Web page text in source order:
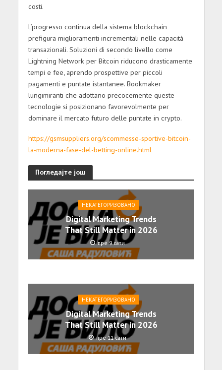
costi.
L’progresso continua della sistema blockchain
prefigura miglioramenti incrementali nelle capacità
transazionali. Soluzioni di secondo livello come
Lightning Network per Bitcoin riducono drasticamente
tempi e fee, aprendo prospettive per piccoli
pagamenti e puntate istantanee. Bookmaker
lungimiranti che adottano precocemente queste
tecnologie si posizionano favorevolmente per
dominare il mercato futuro delle puntate in crypto.
https://gsmsuppliers.org/scommesse-sportive-bitcoin-
la-moderna-fase-del-betting-online.html
Погледајте још
НЕКАТЕГОРИЗОВАНО
Digital Marketing Trends
That Still Matter in 2026
пре 9 сати
НЕКАТЕГОРИЗОВАНО
Digital Marketing Trends
That Still Matter in 2026
пре 11 сати